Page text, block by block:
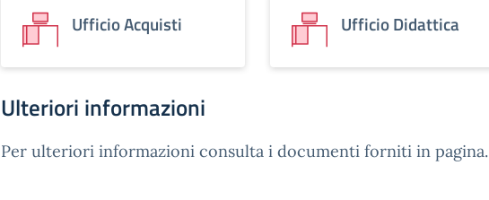
Ufficio Acquisti Ufficio Didattica
Ulteriori informazioni
Per ulteriori informazioni consulta i documenti forniti in pagina.